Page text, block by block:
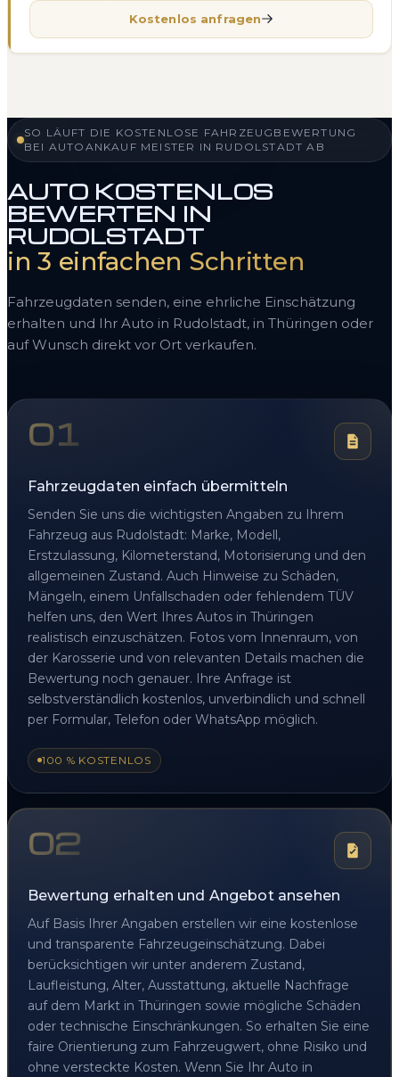
Kostenlos anfragen
SO LÄUFT DIE KOSTENLOSE FAHRZEUGBEWERTUNG
BEI AUTOANKAUF MEISTER IN RUDOLSTADT AB
AUTO KOSTENLOS
BEWERTEN IN
RUDOLSTADT
in 3 einfachen Schritten
Fahrzeugdaten senden, eine ehrliche Einschätzung
erhalten und Ihr Auto in Rudolstadt, in Thüringen oder
auf Wunsch direkt vor Ort verkaufen.
01
Fahrzeugdaten einfach übermitteln
Senden Sie uns die wichtigsten Angaben zu Ihrem
Fahrzeug aus Rudolstadt: Marke, Modell,
Erstzulassung, Kilometerstand, Motorisierung und den
allgemeinen Zustand. Auch Hinweise zu Schäden,
Mängeln, einem Unfallschaden oder fehlendem TÜV
helfen uns, den Wert Ihres Autos in Thüringen
realistisch einzuschätzen. Fotos vom Innenraum, von
der Karosserie und von relevanten Details machen die
Bewertung noch genauer. Ihre Anfrage ist
selbstverständlich kostenlos, unverbindlich und schnell
per Formular, Telefon oder WhatsApp möglich.
100 % KOSTENLOS
02
Bewertung erhalten und Angebot ansehen
Auf Basis Ihrer Angaben erstellen wir eine kostenlose
und transparente Fahrzeugeinschätzung. Dabei
berücksichtigen wir unter anderem Zustand,
Laufleistung, Alter, Ausstattung, aktuelle Nachfrage
auf dem Markt in Thüringen sowie mögliche Schäden
oder technische Einschränkungen. So erhalten Sie eine
faire Orientierung zum Fahrzeugwert, ohne Risiko und
ohne versteckte Kosten. Wenn Sie Ihr Auto in